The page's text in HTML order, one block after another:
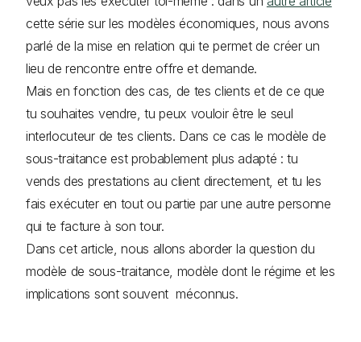
cette série sur les modèles économiques, nous avons
parlé de la mise en relation qui te permet de créer un
lieu de rencontre entre offre et demande.
Mais en fonction des cas, de tes clients et de ce que
tu souhaites vendre, tu peux vouloir être le seul
interlocuteur de tes clients. Dans ce cas le modèle de
sous-traitance est probablement plus adapté : tu
vends des prestations au client directement, et tu les
fais exécuter en tout ou partie par une autre personne
qui te facture à son tour.
Dans cet article, nous allons aborder la question du
modèle de sous-traitance, modèle dont le régime et les
implications sont souvent méconnus.